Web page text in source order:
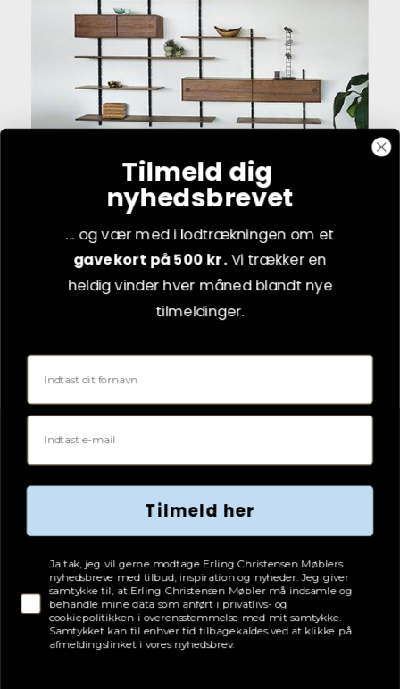
Flere varianter
PBJ Moore 07 reol
EC PRIS 18.965
PBJ Designhouse vejl. pris pr. 01.08.2025:
VÆLG VARIANT
Tilmeld dig
nyhedsbrevet
... og vær med i lodtrækningen om et
gavekort på 500 kr.Vi trækker en
heldig vinder hver måned blandt nye
tilmeldinger.
Fornavn
Email
Tilmeld her
Tjekboks samtykke
Ja tak, jeg vil gerne modtage Erling Christensen Møblers
nyhedsbreve med tilbud, inspiration og nyheder. Jeg giver
samtykke til, at Erling Christensen Møbler må indsamle og
behandle mine data som anført i privatlivs- og
cookiepolitikken i overensstemmelse med mit samtykke.
Samtykket kan til enhver tid tilbagekaldes ved at klikke på
afmeldingslinket i vores nyhedsbrev.